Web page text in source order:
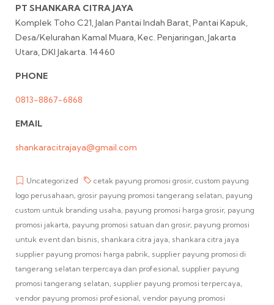
PT SHANKARA CITRA JAYA
Komplek Toho C21, Jalan Pantai Indah Barat, Pantai Kapuk,
Desa/Kelurahan Kamal Muara, Kec. Penjaringan, Jakarta
Utara, DKI Jakarta. 14460
PHONE
0813-8867-6868
EMAIL
shankaracitrajaya@gmail.com
Uncategorized cetak payung promosi grosir, custom payung
logo perusahaan, grosir payung promosi tangerang selatan, payung
custom untuk branding usaha, payung promosi harga grosir, payung
promosi jakarta, payung promosi satuan dan grosir, payung promosi
untuk event dan bisnis, shankara citra jaya, shankara citra jaya
supplier payung promosi harga pabrik, supplier payung promosi di
tangerang selatan terpercaya dan profesional, supplier payung
promosi tangerang selatan, supplier payung promosi terpercaya,
vendor payung promosi profesional, vendor payung promosi